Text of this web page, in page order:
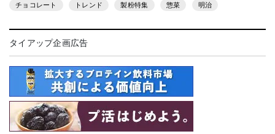
チョコレート トレンド 製粉特集 惣菜 明治
タイアップ企画広告